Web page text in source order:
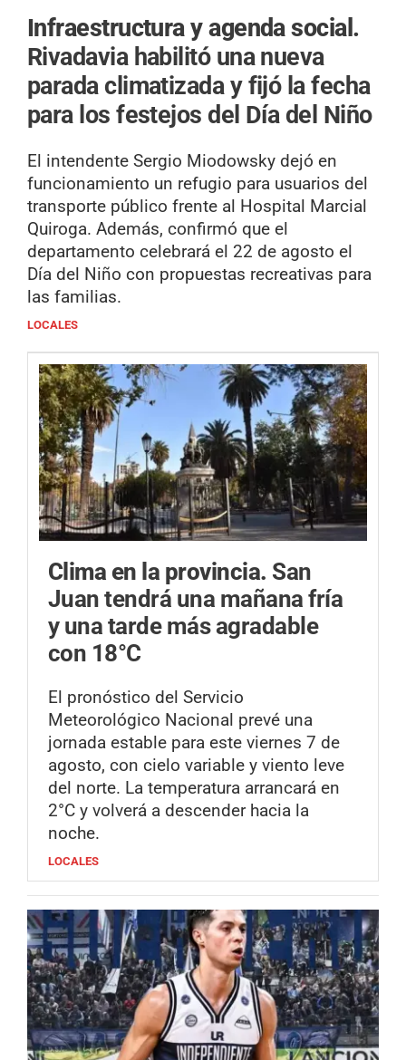
Infraestructura y agenda social.
Rivadavia habilitó una nueva
parada climatizada y fijó la fecha
para los festejos del Día del Niño
El intendente Sergio Miodowsky dejó en
funcionamiento un refugio para usuarios del
transporte público frente al Hospital Marcial
Quiroga. Además, confirmó que el
departamento celebrará el 22 de agosto el
Día del Niño con propuestas recreativas para
las familias.
LOCALES
Clima en la provincia. San
Juan tendrá una mañana fría
y una tarde más agradable
con 18°C
El pronóstico del Servicio
Meteorológico Nacional prevé una
jornada estable para este viernes 7 de
agosto, con cielo variable y viento leve
del norte. La temperatura arrancará en
2°C y volverá a descender hacia la
noche.
LOCALES